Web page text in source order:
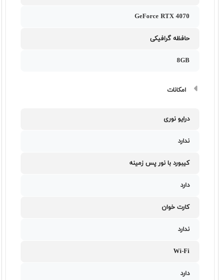
GeForce RTX 4070
حافظه گرافیکی
8GB
امکانات
درایو نوری
ندارد
کیبورد با نور پس زمینه
دارد
کارت خوان
ندارد
Wi-Fi
دارد